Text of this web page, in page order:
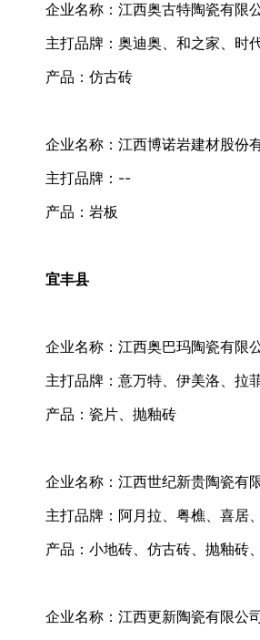
企业名称：江西奥古特陶瓷有限
主打品牌：奥迪奥、和之家、时
产品：仿古砖
企业名称：江西博诺岩建材股份
主打品牌：--
产品：岩板
宜丰县
企业名称：江西奥巴玛陶瓷有限
主打品牌：意万特、伊美洛、拉
产品：瓷片、抛釉砖
企业名称：江西世纪新贵陶瓷有
主打品牌：阿月拉、粤樵、喜居
产品：小地砖、仿古砖、抛釉砖
企业名称：江西更新陶瓷有限公